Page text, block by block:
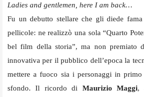
Ladies and gentlemen, here I am back…
Fu un debutto stellare che gli diede
pellicole: ne realizzò una sola “Quarto
bel film della storia”, ma non premiato
innovativa per il pubblico dell’epoca la
mettere a fuoco sia i personaggi in
sfondo. Il ricordo di Maurizio Maggi,